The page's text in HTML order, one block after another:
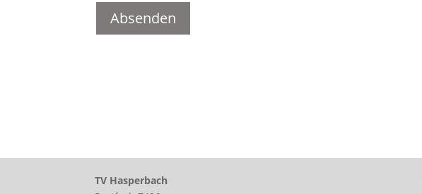
t
i
v
TV Hasperbach